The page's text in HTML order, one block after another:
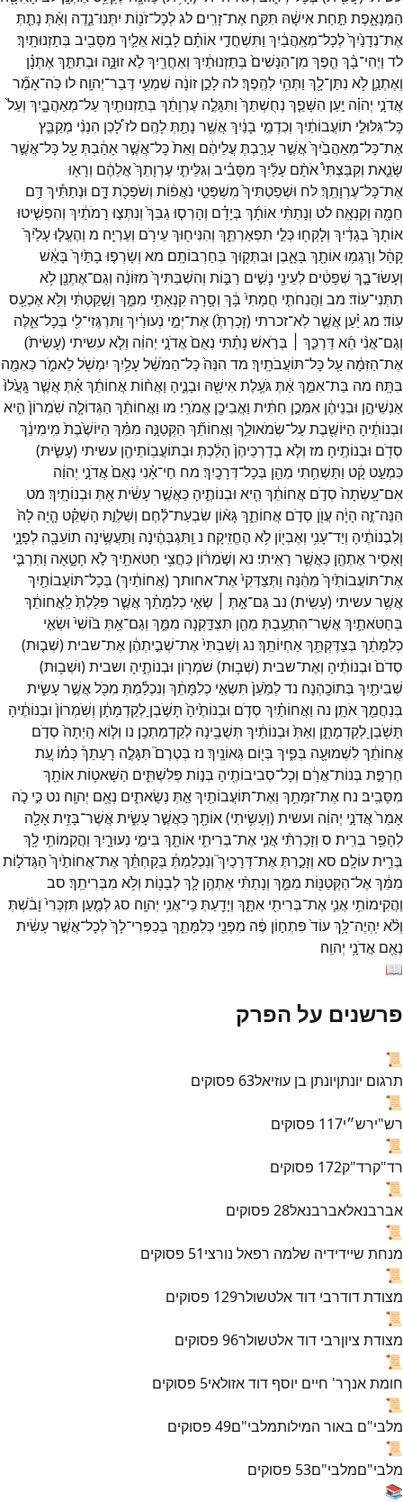
הַמְּנָאָ֑פֶת תַּ֣חַתאִישָׁ֔הּ תִּקַּ֖ח אֶת־זָרִֽים׃ לגלְכָל־זֹנ֖וֹת יִתְּנוּ־נֵ֑דֶה וְאַ֨תְּ נָתַ֤תְּ
אֶת־נְדָנַ֙יִךְ֙לְכָל־מְאַֽהֲבַ֔יִךְ וַתִּשְׁחֳדִ֣י אוֹתָ֗ם לָב֥וֹאאֵלַ֛יִךְ מִסָּבִ֖יב בְּתַזְנוּתָֽיִךְ׃
לד וַיְהִי־בָ֨ךְ הֵ֤פֶךְ מִן־הַנָּשִׁים֙ בְּתַזְנוּתַ֔יִךְ וְאַחֲרַ֖יִךְלֹ֣אזוּנָּ֑ה וּבְתִתֵּ֣ךְאֶתְנָ֗ן
וְאֶתְנַ֛ן לֹ֥א נִתַּן־לָ֖ךְ וַתְּהִ֥י לְהֶֽפֶךְ׃לה לָכֵ֣ן זוֹנָ֔ה שִׁמְעִ֖י דְּבַר־יְהוָֽה׃ לו כֹּֽה־אָמַ֞ר
אֲדֹנָ֣י יְהֹוִ֗ה יַ֣עַן הִשָּׁפֵ֤ךְ נְחֻשְׁתֵּךְ֙ וַתִּגָּלֶ֣ה עֶרְוָתֵ֔ךְ בְּתַזְנוּתַ֖יִךְעַל־מְאַהֲבָ֑יִךְ וְעַל֙
כָּל־גִּלּוּלֵ֣י תוֹעֲבוֹתַ֔יִךְ וְכִדְמֵ֣י בָנַ֔יִךְאֲשֶׁ֥ר נָתַ֖תְּלָהֶֽם׃ לזלָ֠כֵן הִנְנִ֨י מְקַבֵּ֤ץ
אֶת־כָּל־מְאַהֲבַ֙יִךְ֙אֲשֶׁ֣רעָרַ֣בְתְּעֲלֵיהֶ֔ם וְאֵת֙כָּל־אֲשֶׁ֣ראָהַ֔בְתְּעַ֖לכָּל־אֲשֶׁ֣ר
שָׂנֵ֑את וְקִבַּצְתִּי֩אֹתָ֨ם עָלַ֜יִךְ מִסָּבִ֗יב וְגִלֵּיתִ֤י עֶרְוָתֵךְ֙אֲלֵהֶ֔ם וְרָא֖וּ
אֶת־כָּל־עֶרְוָתֵֽךְ׃לח וּשְׁפַטְתִּיךְ֙ מִשְׁפְּטֵ֣י נֹאֲפ֔וֹת וְשֹׁפְכֹ֖תדָּ֑ם וּנְתַתִּ֕יךְדַּ֥ם
חֵמָ֖ה וְקִנְאָֽה׃ לט וְנָתַתִּ֨י אוֹתָ֜ךְ בְּיָדָ֗ם וְהָרְס֤וּגַבֵּךְ֙ וְנִתְּצ֣וּ רָמֹתַ֔יִךְ וְהִפְשִׁ֤יטוּ
אוֹתָךְ֙ בְּגָדַ֔יִךְ וְלָקְח֖וּכְּלֵ֣י תִפְאַרְתֵּ֑ךְ וְהִנִּיח֖וּךְעֵירֹ֥ם וְעֶרְיָֽה׃ מ וְהֶעֱל֤וּעָלַ֙יִךְ֙
קָהָ֔ל וְרָגְמ֥וּאוֹתָ֖ךְ בָּאָ֑בֶן וּבִתְּק֖וּךְ בְּחַרְבוֹתָֽם׃ מא וְשָׂרְפ֤וּ בָתַּ֙יִךְ֙ בָּאֵ֔שׁ
וְעָשׂוּ־בָ֣ךְ שְׁפָטִ֔ים לְעֵינֵ֖י נָשִׁ֣ים רַבּ֑וֹת וְהִשְׁבַּתִּיךְ֙ מִזּוֹנָ֔ה וְגַם־אֶתְנַ֖ן לֹ֥א
תִתְּנִי־עֽוֹד׃ מב וַהֲנִחֹתִ֤י חֲמָתִי֙ בָּ֔ךְ וְסָ֥רָה קִנְאָתִ֖י מִמֵּ֑ךְ וְשָׁ֣קַטְתִּ֔י וְלֹ֥אאֶכְעַ֖ס
עֽוֹד׃ מג יַ֗עַן אֲשֶׁ֤רלֹֽא־זכרתי (זָכַרְתְּ֙)אֶת־יְמֵ֣י נְעוּרַ֔יִךְ וַתִּרְגְּזִי־לִ֖י בְּכָל־אֵ֑לֶּה
וְגַם־אֲנִ֨י הֵ֜אדַּרְכֵּ֣ךְ ׀ בְּרֹ֣אשׁ נָתַ֗תִּי נְאֻם֙אֲדֹנָ֣י יְהוִ֔ה וְלֹ֤אעשיתי (עָשִׂית֙)
אֶת־הַזִּמָּ֔ה עַ֖לכָּל־תּוֹעֲבֹתָֽיִךְ׃ מד הִנֵּה֙כָּל־הַמֹּשֵׁ֔לעָלַ֥יִךְ יִמְשֹׁ֖ללֵאמֹ֑רכְּאִמָּ֖ה
בִּתָּֽהּ׃ מה בַּת־אִמֵּ֣ךְאַ֔תְּגֹּעֶ֥לֶתאִישָׁ֖הּ וּבָנֶ֑יהָ וַאֲח֨וֹתאֲחוֹתֵ֜ךְאַ֗תְּאֲשֶׁ֤רגָּֽעֲ֙לוּ֙
אַנְשֵׁיהֶ֣ן וּבְנֵיהֶ֔ן אִמְּכֶ֣ן חִתִּ֔ית וַאֲבִיכֶ֖ן אֱמֹרִֽי׃ מו וַאֲחוֹתֵ֨ךְ הַגְּדוֹלָ֤ה שֹֽׁמְרוֹן֙ הִ֣יא
וּבְנוֹתֶ֔יהָ הַיּוֹשֶׁ֖בֶתעַל־שְׂמֹאולֵ֑ךְ וַאֲחוֹתֵ֞ךְ הַקְּטַנָּ֣ה מִמֵּ֗ךְ הַיּוֹשֶׁ֙בֶת֙ מִֽימִינֵ֔ךְ
סְדֹ֖ם וּבְנוֹתֶֽיהָ׃ מז וְלֹ֤א בְדַרְכֵיהֶן֙ הָלַ֔כְתְּ וּבְתוֹעֲבֽוֹתֵיהֶ֖ן עשיתי (עָשִׂ֑ית)
כִּמְעַ֣ט קָ֔ט וַתַּשְׁחִ֥תִי מֵהֵ֖ן בְּכָל־דְּרָכָֽיִךְ׃ מח חַי־אָ֗נִי נְאֻם֙אֲדֹנָ֣י יְהוִ֔ה
אִם־עָֽשְׂתָה֙ סְדֹ֣ם אֲחוֹתֵ֔ךְ הִ֖יא וּבְנוֹתֶ֑יהָ כַּאֲשֶׁ֣רעָשִׂ֔יתאַ֖תְּ וּבְנוֹתָֽיִךְ׃ מט
הִנֵּה־זֶ֣ה הָיָ֔ה עֲוֺ֖ן סְדֹ֣ם אֲחוֹתֵ֑ךְגָּא֨וֹן שִׂבְעַת־לֶ֜חֶם וְשַׁלְוַ֣ת הַשְׁקֵ֗ט הָ֤יָה לָהּ֙
וְלִבְנוֹתֶ֔יהָ וְיַד־עָנִ֥י וְאֶבְי֖וֹן לֹ֥א הֶחֱזִֽיקָה׃ נ וַֽתִּגְבְּהֶ֔ינָה וַתַּעֲשֶׂ֥ינָה תוֹעֵבָ֖ה לְפָנָ֑י
וָאָסִ֥יראֶתְהֶ֖ן כַּאֲשֶׁ֥ר רָאִֽיתִי׃ נא וְשֹׁ֣מְר֔וֹן כַּחֲצִ֥י חַטֹּאתַ֖יִךְלֹ֣א חָטָ֑אָה וַתַּרְבִּ֤י
אֶת־תּוֹעֲבוֹתַ֙יִךְ֙ מֵהֵ֔נָּה וַתְּצַדְּקִי֙אֶת־אחותך(אֲחוֹתַ֔יִךְ) בְּכָל־תּוֹעֲבוֹתַ֖יִךְ
אֲשֶׁ֥רעשיתי (עָשִֽׂית׃) נבגַּם־אַ֣תְּ ׀ שְׂאִ֣י כְלִמָּתֵ֗ךְאֲשֶׁ֤ר פִּלַּלְתְּ֙לַֽאֲחוֹתֵ֔ךְ
בְּחַטֹּאתַ֛יִךְאֲשֶׁר־הִתְעַ֥בְתְּ מֵהֵ֖ן תִּצְדַּ֣קְנָה מִמֵּ֑ךְ וְגַם־אַ֥תְּ בּ֙וֹשִׁי֙ וּשְׂאִ֣י
כְלִמָּתֵ֔ךְ בְּצַדֶּקְתֵּ֖ךְאַחְיוֹתֵֽךְ׃ נג וְשַׁבְתִּי֙אֶת־שְׁבִ֣יתְהֶ֔ן אֶת־שבית(שְׁב֤וּת)
סְדֹם֙ וּבְנוֹתֶ֔יהָ וְאֶת־שבית(שְׁב֥וּת) שֹׁמְר֖וֹן וּבְנוֹתֶ֑יהָ ושבית(וּשְׁב֥וּת)
שְׁבִיתַ֖יִךְ בְּתוֹכָֽהְנָה׃ נדלְמַ֙עַן֙ תִּשְׂאִ֣י כְלִמָּתֵ֔ךְ וְנִכְלַ֕מְתְּ מִכֹּ֖לאֲשֶׁ֣רעָשִׂ֑ית
בְּנַחֲמֵ֖ךְאֹתָֽן׃ נה וַאֲחוֹתַ֗יִךְ סְדֹ֤ם וּבְנוֹתֶ֙יהָ֙ תָּשֹׁ֣בְןָ לְקַדְמָתָ֔ן וְשֹֽׁמְרוֹן֙ וּבְנוֹתֶ֔יהָ
תָּשֹׁ֖בְןָ לְקַדְמָתָ֑ן וְאַתְּ֙ וּבְנוֹתַ֔יִךְ תְּשֻׁבֶ֖ינָה לְקַדְמַתְכֶֽן׃ נו וְל֤וֹא הָֽיְתָה֙ סְדֹ֣ם
אֲחוֹתֵ֔ךְלִשְׁמוּעָ֖ה בְּפִ֑יךְ בְּי֖וֹם גְּאוֹנָֽיִךְ׃ נז בְּטֶרֶם֮ תִּגָּלֶ֣ה רָעָתֵךְ֒כְּמ֗וֹ עֵ֚ת
חֶרְפַּ֣ת בְּנוֹת־אֲרָ֔ם וְכָל־סְבִיבוֹתֶ֖יהָ בְּנ֣וֹת פְּלִשְׁתִּ֑ים הַשָּׁאט֥וֹתאוֹתָ֖ךְ
מִסָּבִֽיב׃ נח אֶת־זִמָּתֵ֥ךְ וְאֶת־תּוֹעֲבוֹתַ֖יִךְאַ֣תְּ נְשָׂאתִ֑ים נְאֻ֖ם יְהוָֽה׃ נט כִּ֣י כֹ֤ה
אָמַר֙אֲדֹנָ֣י יְהוִ֔ה ועשית(וְעָשִׂ֥יתִי)אוֹתָ֖ךְכַּאֲשֶׁ֣רעָשִׂ֑יתאֲשֶׁר־בָּזִ֥יתאָלָ֖ה
לְהָפֵ֥ר בְּרִֽית׃ ס וְזָכַרְתִּ֨י אֲנִ֧י אֶת־בְּרִיתִ֛י אוֹתָ֖ךְ בִּימֵ֣י נְעוּרָ֑יִךְ וַהֲקִמוֹתִ֥י לָ֖ךְ
בְּרִ֥יתעוֹלָֽם׃ סא וְזָכַ֣רְתְּאֶת־דְּרָכַיִךְ֮ וְנִכְלַמְתְּ֒ בְּקַחְתֵּ֗ךְאֶת־אֲחוֹתַ֙יִךְ֙ הַגְּדֹל֣וֹת
מִמֵּ֔ךְאֶל־הַקְּטַנּ֖וֹת מִמֵּ֑ךְ וְנָתַתִּ֨י אֶתְהֶ֥ן לָ֛ךְלְבָנ֖וֹת וְלֹ֥א מִבְּרִיתֵֽךְ׃ סב
וַהֲקִימוֹתִ֥י אֲנִ֛י אֶת־בְּרִיתִ֖י אִתָּ֑ךְ וְיָדַ֖עַתְּכִּֽי־אֲנִ֥י יְהוָֽה׃ סגלְמַ֤עַן תִּזְכְּרִי֙ וָבֹ֔שְׁתְּ
וְלֹ֨א יִֽהְיֶה־לָּ֥ךְעוֹד֙ פִּתְח֣וֹן פֶּ֔ה מִפְּנֵ֖י כְּלִמָּתֵ֑ךְ בְּכַפְּרִי־לָךְ֙לְכָל־אֲשֶׁ֣רעָשִׂ֔ית
נְאֻ֖ם אֲדֹנָ֥י יְהוִֽה׃
📖
פרשנים על הפרק
📜
תרגום יונתןיונתן בן עוזיאל63 פסוקים
📜
רש"ירש״י117 פסוקים
📜
רד"קרד"ק172 פסוקים
📜
אברבנאלאברבנאל28 פסוקים
📜
מנחת שיידידיה שלמה רפאל נורצי51 פסוקים
📜
מצודת דודרבי דוד אלטשולר129 פסוקים
📜
מצודת ציוןרבי דוד אלטשולר96 פסוקים
📜
חומת אנךר' חיים יוסף דוד אזולאי5 פסוקים
📜
מלבי"ם באור המילותמלבי"ם49 פסוקים
📜
מלבי"םמלבי"ם53 פסוקים
📚